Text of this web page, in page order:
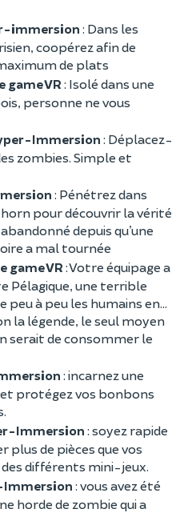
immersion : Dans les
coopérez afin de
de plats
game VR : Isolé dans une
personne ne vous
Immersion : Déplacez-
zombies. Simple et
: Pénétrez dans
pour découvrir la vérité
depuis qu’une
a mal tournée
game VR : Votre équipage a
Pélagique, une terrible
peu à peu les humains en…
la légende, le seul moyen
serait de consommer le
: incarnez une
protégez vos bonbons
Immersion : soyez rapide
plus de pièces que vos
différents mini-jeux.
Immersion : vous avez été
horde de zombie qui a